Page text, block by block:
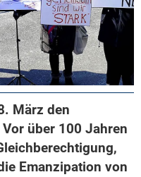
März den
über 100 Jahren
Emanzipation von